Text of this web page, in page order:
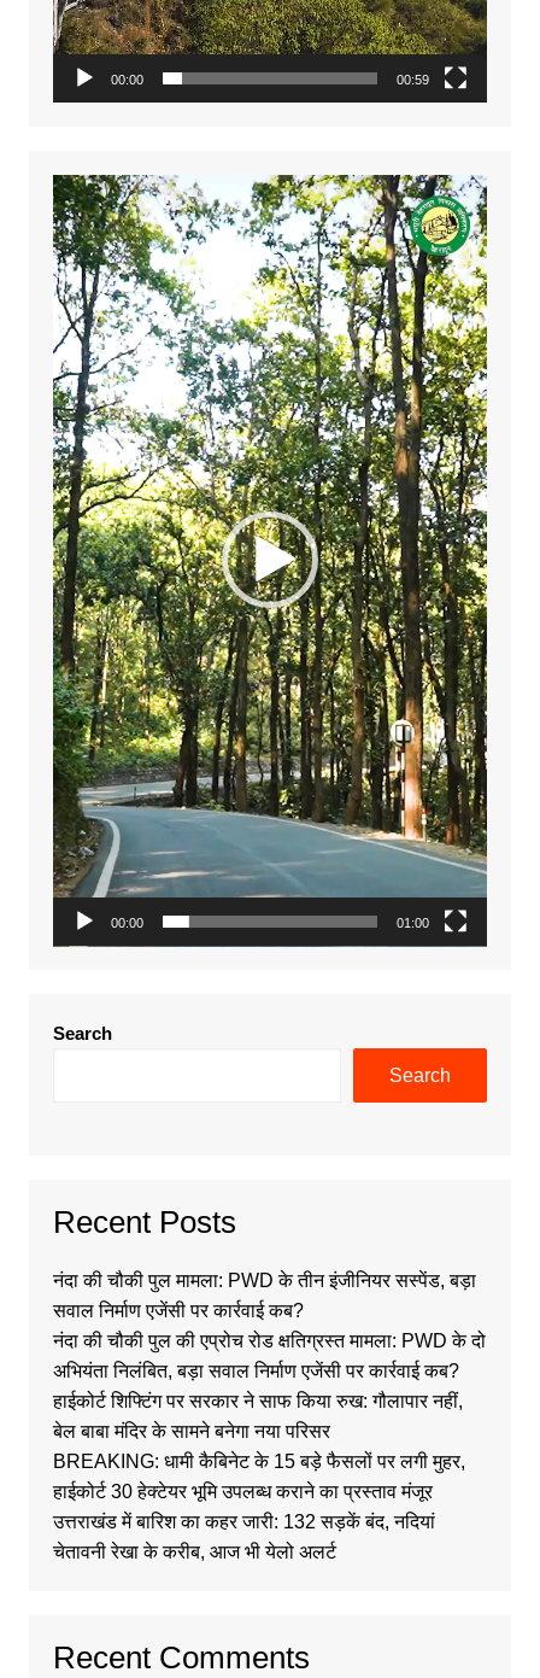
00:00 00:59
Video
Player
00:00 01:00
Search
Search
Recent Posts
नंदा की चौकी पुल मामला: PWD के तीन इंजीनियर सस्पेंड, बड़ा
सवाल निर्माण एजेंसी पर कार्रवाई कब?
नंदा की चौकी पुल की एप्रोच रोड क्षतिग्रस्त मामला: PWD के दो
अभियंता निलंबित, बड़ा सवाल निर्माण एजेंसी पर कार्रवाई कब?
हाईकोर्ट शिफ्टिंग पर सरकार ने साफ किया रुख: गौलापार नहीं,
बेल बाबा मंदिर के सामने बनेगा नया परिसर
BREAKING: धामी कैबिनेट के 15 बड़े फैसलों पर लगी मुहर,
हाईकोर्ट 30 हेक्टेयर भूमि उपलब्ध कराने का प्रस्ताव मंजूर
उत्तराखंड में बारिश का कहर जारी: 132 सड़कें बंद, नदियां
चेतावनी रेखा के करीब, आज भी येलो अलर्ट
Recent Comments